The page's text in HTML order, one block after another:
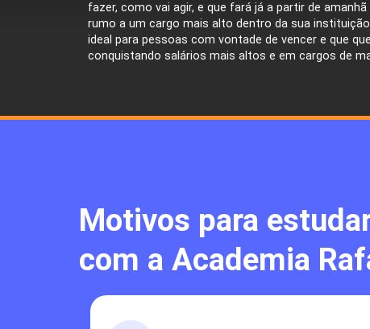
fazer, como vai agir, e que fará já a partir de
rumo a um cargo mais alto dentro da sua
ideal para pessoas com vontade de vencer e que
conquistando salários mais altos e em cargos de
Motivos para
com a Academia